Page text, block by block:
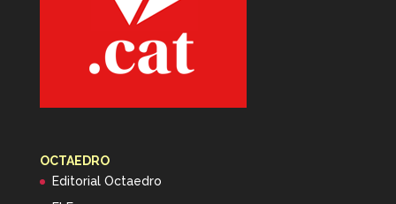
OCTAEDRO
Editorial Octaedro